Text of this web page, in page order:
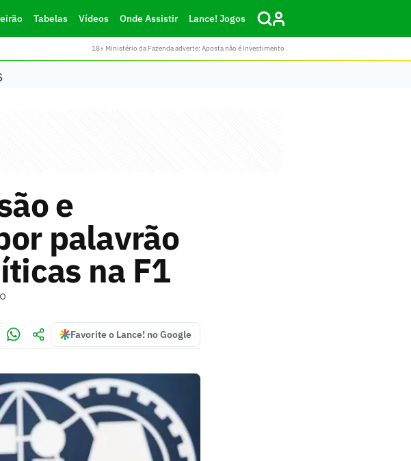
Tabelas Vídeos Onde Assistir Lance! Jogos
18+ Ministério da Fazenda adverte: Aposta não é investimento
e
palavrão
na F1
Favorite o Lance! no Google